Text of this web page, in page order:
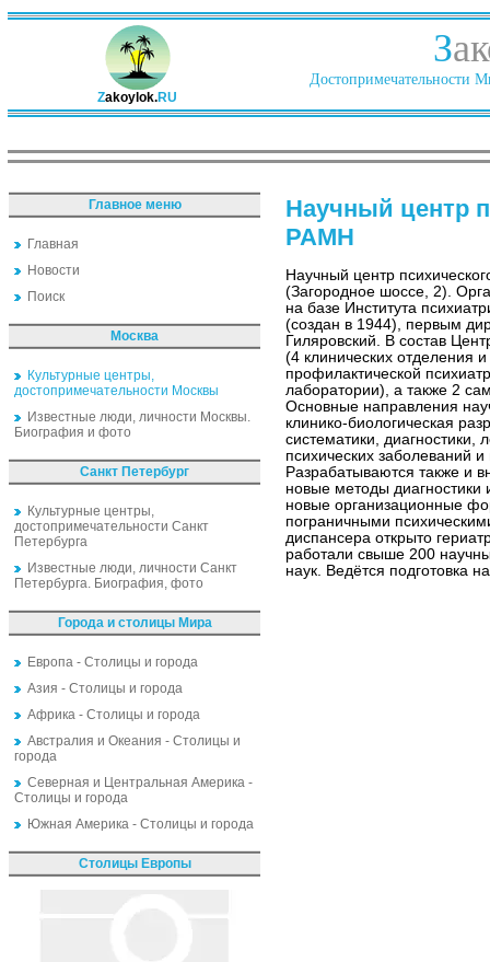
Zakoylok.RU
З
Достопримечательности
Главное меню
Главная
Новости
Поиск
Москва
Культурные центры,
достопримечательности Москвы
Известные люди, личности Москвы.
Биография и фото
Санкт Петербург
Культурные центры,
достопримечательности Санкт
Петербурга
Известные люди, личности Санкт
Петербурга. Биография, фото
Города и столицы Мира
Европа - Столицы и города
Азия - Столицы и города
Африка - Столицы и города
Австралия и Океания - Столицы и
города
Северная и Центральная Америка -
Столицы и города
Южная Америка - Столицы и города
Столицы Европы
Научный центр
РАМН
Научный центр
(Загородное шоссе, 2).
на базе Института
(создан в 1944), первым
Гиляровский. В состав
(4 клинических отделения
профилактической
лаборатории), а также 2
Основные направления
клинико-биологическая
систематики, диагностики,
психических заболеваний
Разрабатываются также и
новые методы диагностики
новые организационные
пограничными
диспансера открыто
работали свыше 200
наук. Ведётся подготовка